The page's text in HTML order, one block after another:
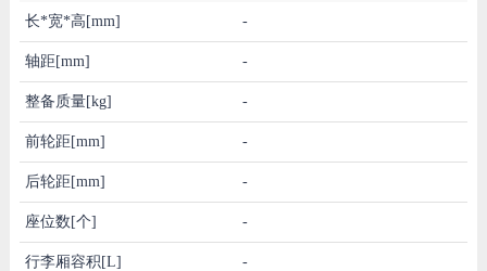
长*宽*高[mm] -
轴距[mm] -
整备质量[kg] -
前轮距[mm] -
后轮距[mm] -
座位数[个] -
行李厢容积[L] -